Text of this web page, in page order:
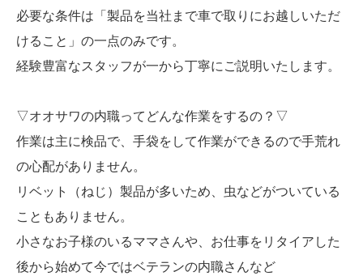
必要な条件は「製品を当社まで車で取りにお越しいただ
けること」の一点のみです。
経験豊富なスタッフが一から丁寧にご説明いたします。
▽オオサワの内職ってどんな作業をするの？▽
作業は主に検品で、手袋をして作業ができるので手荒れ
の心配がありません。
リベット（ねじ）製品が多いため、虫などがついている
こともありません。
小さなお子様のいるママさんや、お仕事をリタイアした
後から始めて今ではベテランの内職さんなど